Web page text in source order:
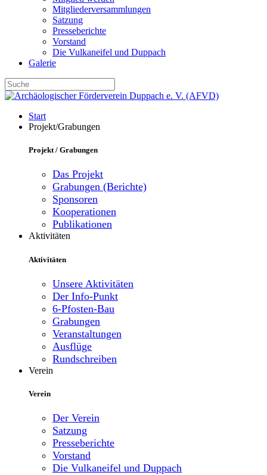
Mitgliederversammlungen
Satzung
Presseberichte
Vorstand
Die Vulkaneifel und Duppach
Galerie
Start
Projekt/Grabungen
Projekt / Grabungen
Das Projekt
Grabungen (Berichte)
Sponsoren
Kooperationen
Publikationen
Aktivitäten
Aktivitäten
Unsere Aktivitäten
Der Info-Punkt
6-Pfosten-Bau
Grabungen
Veranstaltungen
Ausflüge
Rundschreiben
Verein
Verein
Der Verein
Satzung
Presseberichte
Vorstand
Die Vulkaneifel und Duppach